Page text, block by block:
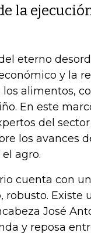
la
eterno
y la
alimentos,
En este
del
los avances
agro.
cuenta con
Existe
José
y reposa